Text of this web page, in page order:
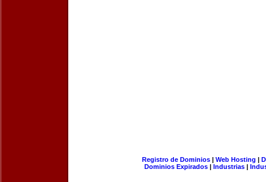
Registro de Dominios| Web Hosting |
Dominios Expirados | Industrias |